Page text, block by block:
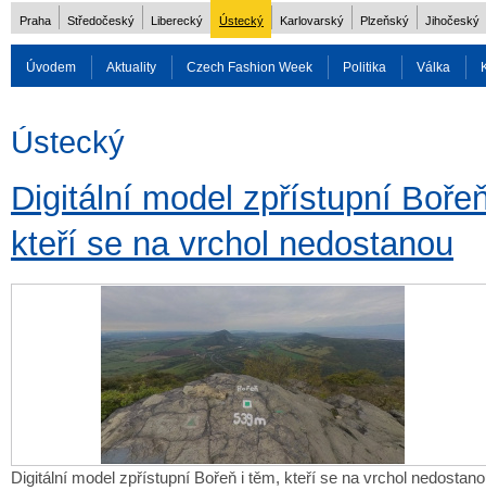
Praha Středočeský Liberecký Ústecký Karlovarský Plzeňský Jihočeský
Úvodem Aktuality Czech Fashion Week Politika Válka
Rozhovory
Ústecký
Digitální model zpřístupní
kteří se na vrchol nedostanou
Digitální model zpřístupní Bořeň i těm, kteří se na vrchol